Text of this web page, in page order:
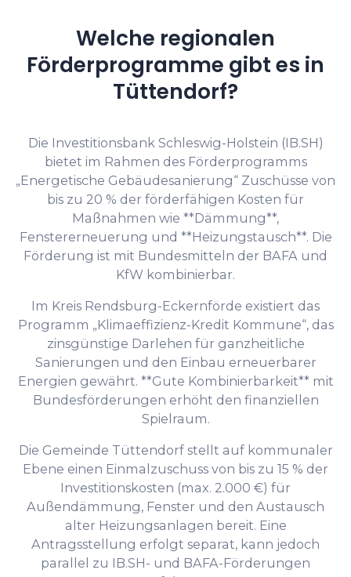
Welche regionalen
Förderprogramme gibt es in
Tüttendorf?
Die Investitionsbank Schleswig-Holstein (IB.SH)
bietet im Rahmen des Förderprogramms
„Energetische Gebäudesanierung“ Zuschüsse von
bis zu 20 % der förderfähigen Kosten für
Maßnahmen wie **Dämmung**,
Fenstererneuerung und **Heizungstausch**. Die
Förderung ist mit Bundesmitteln der BAFA und
KfW kombinierbar.
Im Kreis Rendsburg-Eckernförde existiert das
Programm „Klimaeffizienz-Kredit Kommune“, das
zinsgünstige Darlehen für ganzheitliche
Sanierungen und den Einbau erneuerbarer
Energien gewährt. **Gute Kombinierbarkeit** mit
Bundesförderungen erhöht den finanziellen
Spielraum.
Die Gemeinde Tüttendorf stellt auf kommunaler
Ebene einen Einmalzuschuss von bis zu 15 % der
Investitionskosten (max. 2.000 €) für
Außendämmung, Fenster und den Austausch
alter Heizungsanlagen bereit. Eine
Antragsstellung erfolgt separat, kann jedoch
parallel zu IB.SH- und BAFA-Förderungen